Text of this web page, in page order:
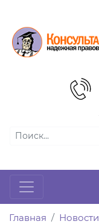
Главная
Новости